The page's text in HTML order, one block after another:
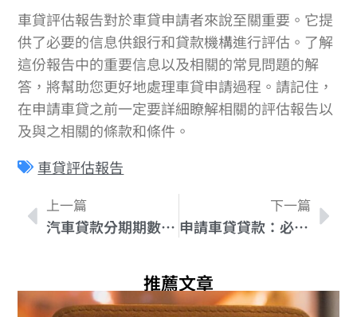
車貸評估報告對於車貸申請者來說至關重要。它提
供了必要的信息供銀行和貸款機構進行評估。了解
這份報告中的重要信息以及相關的常見問題的解
答，將幫助您更好地處理車貸申請過程。請記住，
在申請車貸之前一定要詳細瞭解相關的評估報告以
及與之相關的條款和條件。
車貸評估報告
上一篇
汽車貸款分期期數的最佳選擇：如何達到最佳還款效益
下一篇
申請車貸貸款：必須具備的條件有哪些？
推薦文章